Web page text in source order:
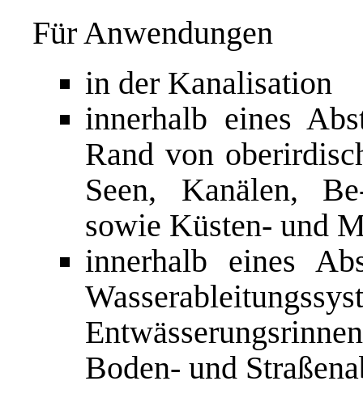
Für Anwendungen
in der Kanalisation
innerhalb eines
Rand von
Seen, Kanälen,
sowie Küsten- und
innerhalb eines
Boden- und